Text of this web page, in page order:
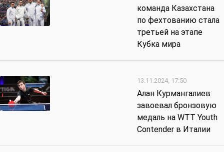
команда Казахстана
по фехтованию стала
третьей на этапе
Кубка мира
13.11.2024, 17:50
Алан Курмангалиев
завоевал бронзовую
медаль на WTT Youth
Contender в Италии